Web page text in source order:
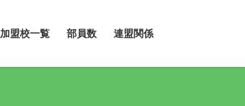
加盟校一覧 部員数 連盟関係